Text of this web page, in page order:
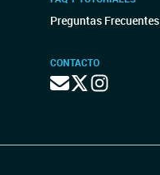
Preguntas Frecuentes
CONTACTO